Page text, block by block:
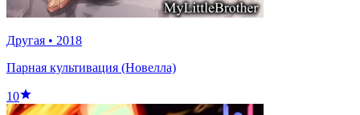
Другая • 2018
Парная культивация (Новелла)
10